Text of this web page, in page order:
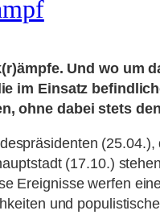
Und wo
im Einsatz
ohne dabei stets
(17.10.)
Ereignisse werfen
und